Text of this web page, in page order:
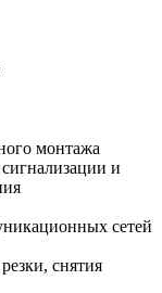
монтажа
и
сетей
снятия